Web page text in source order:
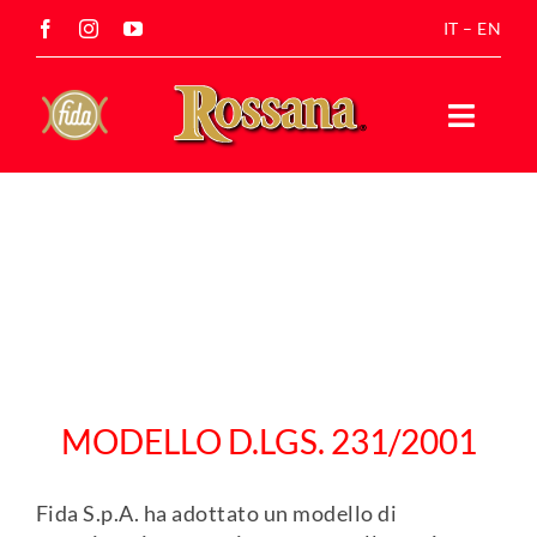
Salta
IT – EN
Toggle
MODELLO D.LGS. 231/2001
Fida S.p.A. ha adottato un modello di